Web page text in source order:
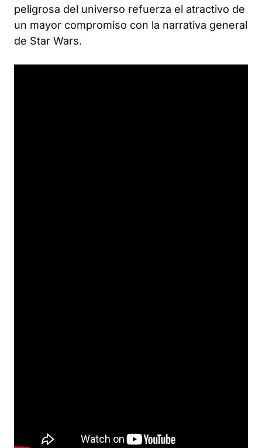
peligrosa del universo refuerza el atractivo de
un mayor compromiso con la narrativa general
de Star Wars.